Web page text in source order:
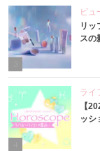
3
ビュ
リッ
スの
4
ライ
【
ッシ